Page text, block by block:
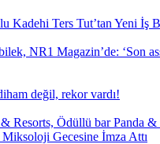
Kadehi Ters Tut’tan Yeni İş
NR1 Magazin’de: ‘Son
değil, rekor vardı!
Resorts, Ödüllü bar Panda &
Gecesine İmza Attı